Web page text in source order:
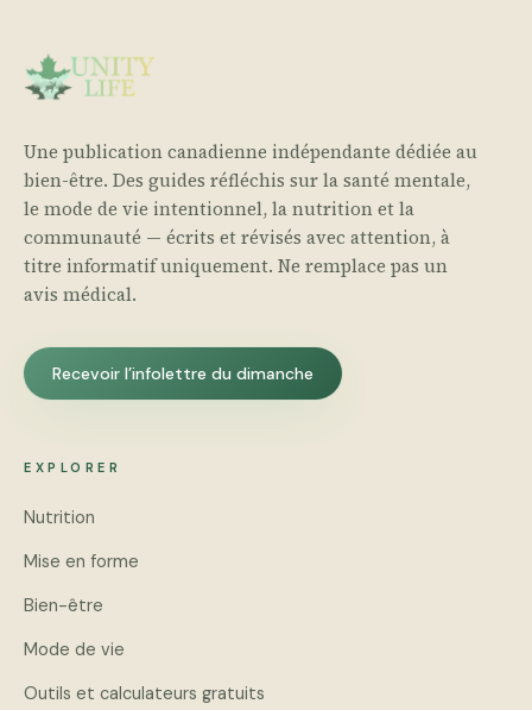
Une publication canadienne indépendante dédiée au
bien-être. Des guides réfléchis sur la santé mentale,
le mode de vie intentionnel, la nutrition et la
communauté — écrits et révisés avec attention, à
titre informatif uniquement. Ne remplace pas un
avis médical.
Recevoir l’infolettre du dimanche
EXPLORER
Nutrition
Mise en forme
Bien-être
Mode de vie
Outils et calculateurs gratuits